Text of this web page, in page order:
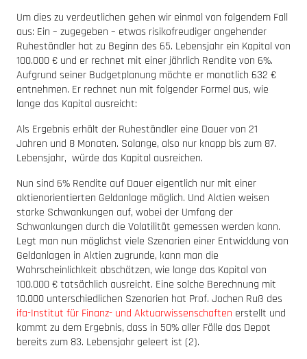
Um dies zu verdeutlichen gehen wir einmal von folgendem Fall
aus: Ein – zugegeben – etwas risikofreudiger angehender
Ruheständler hat zu Beginn des 65. Lebensjahr ein Kapital von
100.000 € und er rechnet mit einer jährlich Rendite von 6%.
Aufgrund seiner Budgetplanung möchte er monatlich 632 €
entnehmen. Er rechnet nun mit folgender Formel aus, wie
lange das Kapital ausreicht:
Als Ergebnis erhält der Ruheständler eine Dauer von 21
Jahren und 8 Monaten. Solange, also nur knapp bis zum 87.
Lebensjahr, würde das Kapital ausreichen.
Nun sind 6% Rendite auf Dauer eigentlich nur mit einer
aktienorientierten Geldanlage möglich. Und Aktien weisen
starke Schwankungen auf, wobei der Umfang der
Schwankungen durch die Volatilität gemessen werden kann.
Legt man nun möglichst viele Szenarien einer Entwicklung von
Geldanlagen in Aktien zugrunde, kann man die
Wahrscheinlichkeit abschätzen, wie lange das Kapital von
100.000 € tatsächlich ausreicht. Eine solche Berechnung mit
10.000 unterschiedlichen Szenarien hat Prof. Jochen Ruß des
ifa-Institut für Finanz- und Aktuarwissenschaften erstellt und
kommt zu dem Ergebnis, dass in 50% aller Fälle das Depot
bereits zum 83. Lebensjahr geleert ist (2).